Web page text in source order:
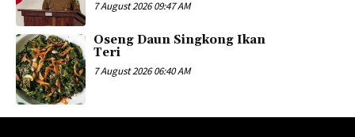
7 August 2026 09:47 AM
Oseng Daun Singkong Ikan
Teri
7 August 2026 06:40 AM